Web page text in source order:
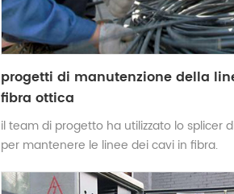
progetti di manutenzione della
fibra ottica
il team di progetto ha utilizzato lo splicer
per mantenere le linee dei cavi in ​​fibra.